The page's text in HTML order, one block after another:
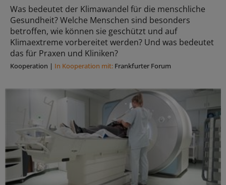
Was bedeutet der Klimawandel für die menschliche
Gesundheit? Welche Menschen sind besonders
betroffen, wie können sie geschützt und auf
Klimaextreme vorbereitet werden? Und was bedeutet
das für Praxen und Kliniken?
Kooperation | In Kooperation mit: Frankfurter Forum